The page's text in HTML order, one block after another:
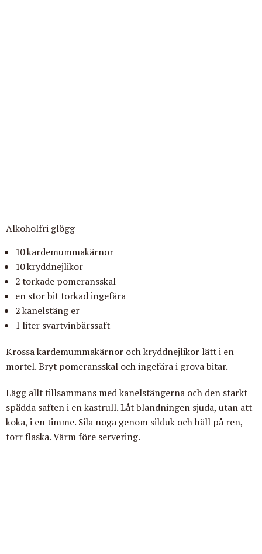
Alkoholfri glögg
10 kardemummakärnor
10 kryddnejlikor
2 torkade pomeransskal
en stor bit torkad ingefära
2 kanelstäng er
1 liter svartvinbärssaft
Krossa kardemummakärnor och kryddnejlikor lätt i en
mortel. Bryt pomeransskal och ingefära i grova bitar.
Lägg allt tillsammans med kanelstängerna och den starkt
spädda saften i en kastrull. Låt blandningen sjuda, utan att
koka, i en timme. Sila noga genom silduk och häll på ren,
torr flaska. Värm före servering.